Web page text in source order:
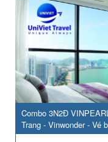
Combo 3N2Đ
Trang - Vinwonder - Vé